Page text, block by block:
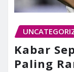
Kabar
Paling